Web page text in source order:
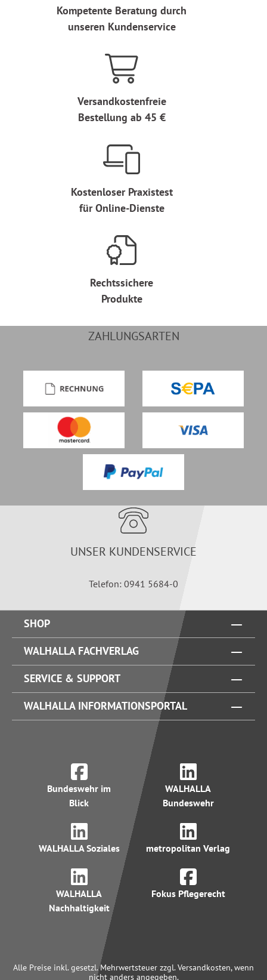
Kompetente Beratung durch
unseren Kundenservice
Versandkostenfreie
Bestellung ab 45 €
Kostenloser Praxistest
für Online-Dienste
Rechtssichere
Produkte
ZAHLUNGSARTEN
UNSER KUNDENSERVICE
Telefon: 0941 5684-0
SHOP
WALHALLA FACHVERLAG
SERVICE & SUPPORT
WALHALLA INFORMATIONSPORTAL
Bundeswehr im
Blick
WALHALLA
Bundeswehr
WALHALLA Soziales metropolitan Verlag
WALHALLA
Nachhaltigkeit
Fokus Pflegerecht
Alle Preise inkl. gesetzl. Mehrwertsteuer zzgl. Versandkosten, wenn
nicht anders angegeben.